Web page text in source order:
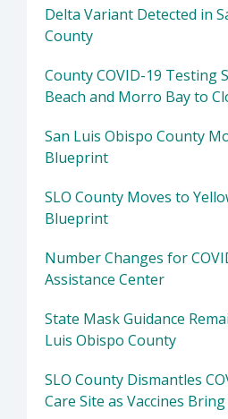
Delta Variant Detected in
County
County COVID-19 Testing
Beach and Morro Bay to
San Luis Obispo County
Blueprint
SLO County Moves to
Blueprint
Number Changes for
Assistance Center
State Mask Guidance
Luis Obispo County
SLO County Dismantles
Care Site as Vaccines